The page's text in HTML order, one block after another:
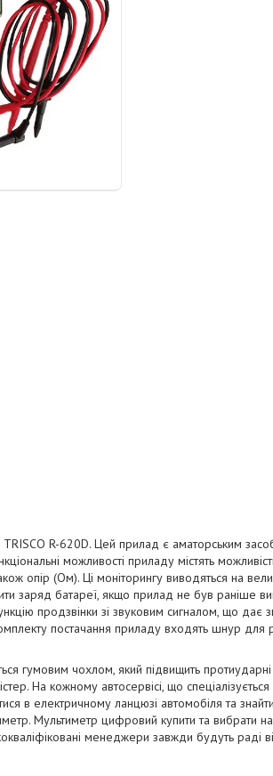
TRISCO R-620D. Цей прилад є аматорським
можливості приладу містять
опір (Ом). Ці моніторингу виводяться на
заряд батареї, якщо прилад не був раніше
продзвінки зі звуковим сигналом, що дає
постачання приладу входять шнур для
гумовим чохлом, який підвищить
На кожному автосервісі, що
в електричному ланцюзі автомобіля та
Мультиметр цифровий купити та вибрати
менеджери завжди будуть раді